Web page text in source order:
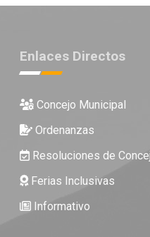
Enlaces Directos
Concejo Municipal
Ordenanzas
Resoluciones de
Ferias Inclusivas
Informativo